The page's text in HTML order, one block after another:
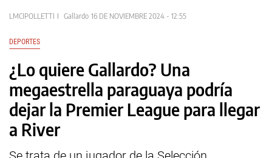
LMCIPOLLETTI Gallardo 16 DE NOVIEMBRE 2024 - 12:55
DEPORTES
¿Lo quiere Gallardo? Una
megaestrella paraguaya podría
dejar la Premier League para llegar
a River